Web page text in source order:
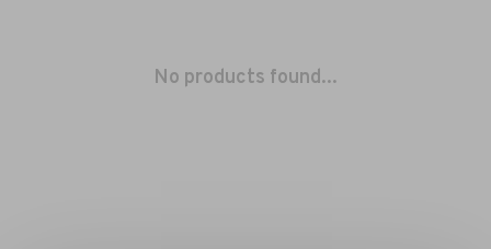
No products found...